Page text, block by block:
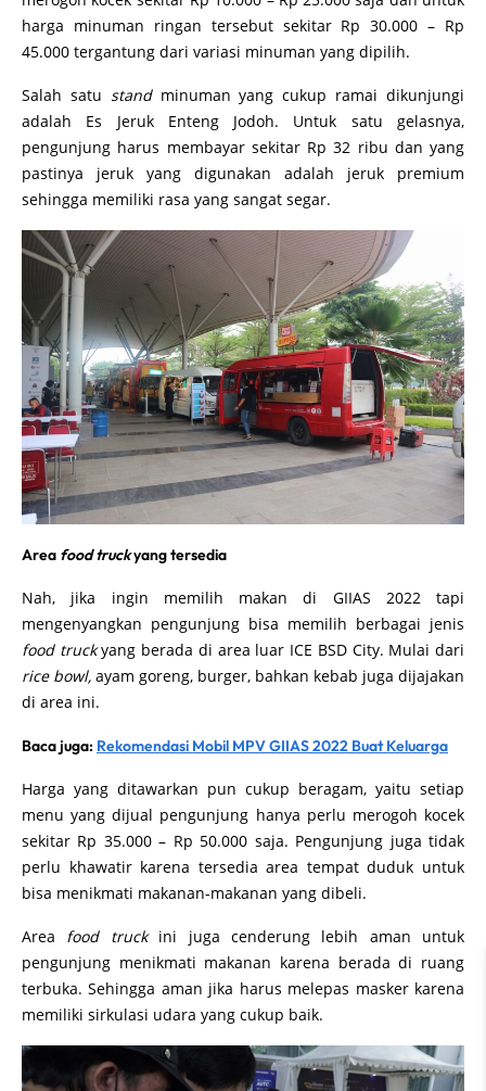
harga minuman ringan tersebut sekitar Rp 30.000 – Rp
45.000 tergantung dari variasi minuman yang dipilih.
Salah satu stand minuman yang cukup ramai dikunjungi
adalah Es Jeruk Enteng Jodoh. Untuk satu gelasnya,
pengunjung harus membayar sekitar Rp 32 ribu dan yang
pastinya jeruk yang digunakan adalah jeruk premium
sehingga memiliki rasa yang sangat segar.
Area food truckyang tersedia
Nah, jika ingin memilih makan di GIIAS 2022 tapi
mengenyangkan pengunjung bisa memilih berbagai jenis
food truckyang berada di area luar ICE BSD City. Mulai dari
rice bowl, ayam goreng, burger, bahkan kebab juga dijajakan
di area ini.
Baca juga: Rekomendasi Mobil MPV GIIAS 2022 Buat Keluarga
Harga yang ditawarkan pun cukup beragam, yaitu setiap
menu yang dijual pengunjung hanya perlu merogoh kocek
sekitar Rp 35.000 – Rp 50.000 saja. Pengunjung juga tidak
perlu khawatir karena tersedia area tempat duduk untuk
bisa menikmati makanan-makanan yang dibeli.
Area food truck ini juga cenderung lebih aman untuk
pengunjung menikmati makanan karena berada di ruang
terbuka. Sehingga aman jika harus melepas masker karena
memiliki sirkulasi udara yang cukup baik.